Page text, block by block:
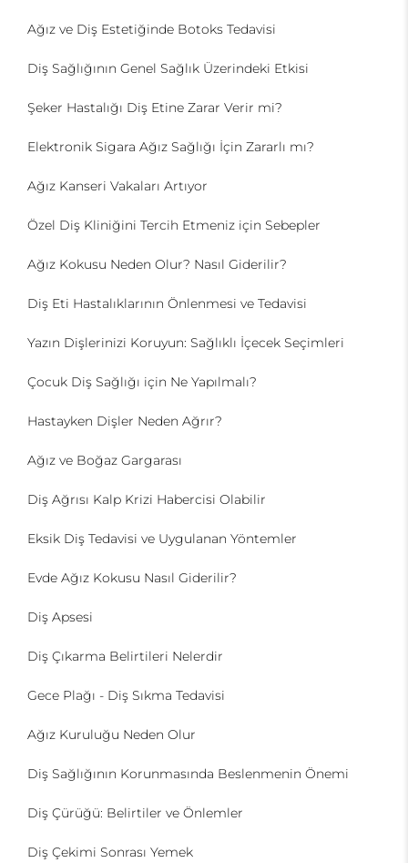
Ağız ve Diş Estetiğinde Botoks Tedavisi
Diş Sağlığının Genel Sağlık Üzerindeki Etkisi
Şeker Hastalığı Diş Etine Zarar Verir mi?
Elektronik Sigara Ağız Sağlığı İçin Zararlı mı?
Ağız Kanseri Vakaları Artıyor
Özel Diş Kliniğini Tercih Etmeniz için Sebepler
Ağız Kokusu Neden Olur? Nasıl Giderilir?
Diş Eti Hastalıklarının Önlenmesi ve Tedavisi
Yazın Dişlerinizi Koruyun: Sağlıklı İçecek Seçimleri
Çocuk Diş Sağlığı için Ne Yapılmalı?
Hastayken Dişler Neden Ağrır?
Ağız ve Boğaz Gargarası
Diş Ağrısı Kalp Krizi Habercisi Olabilir
Eksik Diş Tedavisi ve Uygulanan Yöntemler
Evde Ağız Kokusu Nasıl Giderilir?
Diş Apsesi
Diş Çıkarma Belirtileri Nelerdir
Gece Plağı - Diş Sıkma Tedavisi
Ağız Kuruluğu Neden Olur
Diş Sağlığının Korunmasında Beslenmenin Önemi
Diş Çürüğü: Belirtiler ve Önlemler
Diş Çekimi Sonrası Yemek